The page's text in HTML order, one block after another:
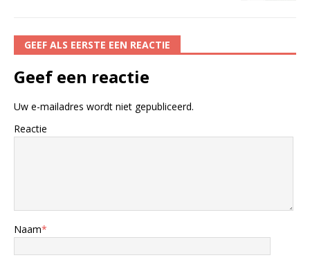
GEEF ALS EERSTE EEN REACTIE
Geef een reactie
Uw e-mailadres wordt niet gepubliceerd.
Reactie
Naam*